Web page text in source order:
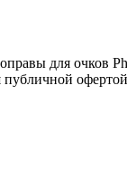
для очков
публичной офертой